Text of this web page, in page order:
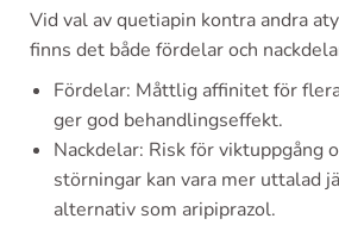
Vid val av quetiapin kontra andra
finns det både fördelar och
Fördelar: Måttlig affinitet för
ger god behandlingseffekt.
Nackdelar: Risk för viktuppgång
störningar kan vara mer uttalad
alternativ som aripiprazol.